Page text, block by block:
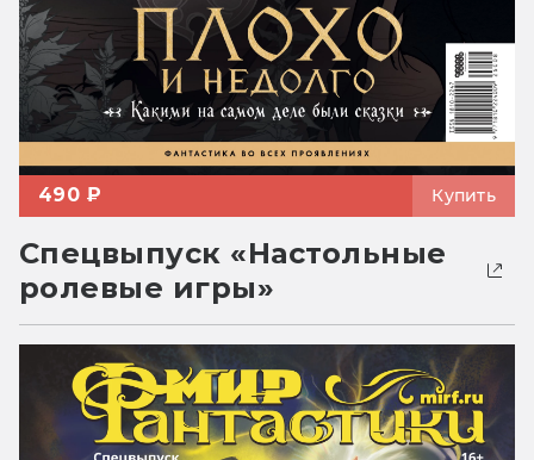
490 ₽ Купить
Спецвыпуск «Настольные
ролевые игры»